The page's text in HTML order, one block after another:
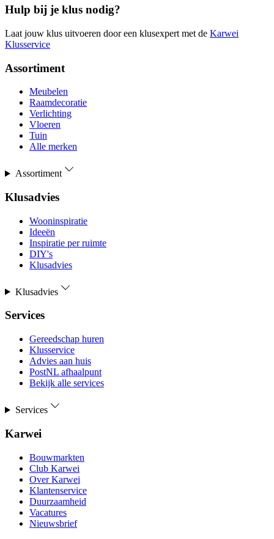
Hulp bij je klus nodig?
Laat jouw klus uitvoeren door een klusexpert met de Karwei
Klusservice
Assortiment
Meubelen
Raamdecoratie
Verlichting
Vloeren
Tuin
Alle merken
Assortiment
Klusadvies
Wooninspiratie
Ideeën
Inspiratie per ruimte
DIY's
Klusadvies
Klusadvies
Services
Gereedschap huren
Klusservice
Advies aan huis
PostNL afhaalpunt
Bekijk alle services
Services
Karwei
Bouwmarkten
Club Karwei
Over Karwei
Klantenservice
Duurzaamheid
Vacatures
Nieuwsbrief